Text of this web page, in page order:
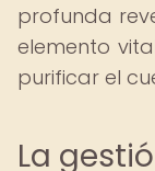
profunda
elemento
purificar el
La